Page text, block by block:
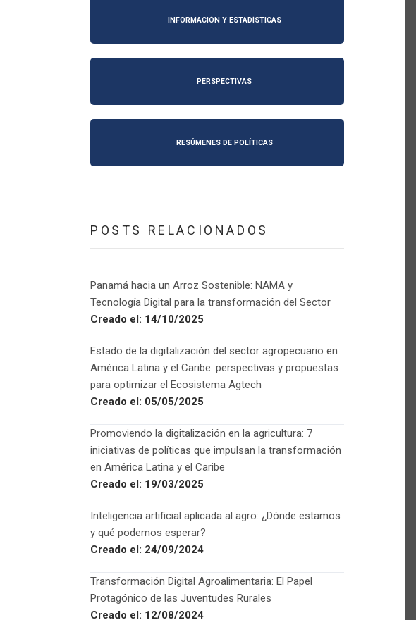
INFORMACIÓN Y ESTADÍSTICAS
PERSPECTIVAS
RESÚMENES DE POLÍTICAS
POSTS RELACIONADOS
Panamá hacia un Arroz Sostenible: NAMA y
Tecnología Digital para la transformación del Sector
Creado el: 14/10/2025
Estado de la digitalización del sector agropecuario en
América Latina y el Caribe: perspectivas y propuestas
para optimizar el Ecosistema Agtech
Creado el: 05/05/2025
Promoviendo la digitalización en la agricultura: 7
iniciativas de políticas que impulsan la transformación
en América Latina y el Caribe
Creado el: 19/03/2025
Inteligencia artificial aplicada al agro: ¿Dónde estamos
y qué podemos esperar?
Creado el: 24/09/2024
Transformación Digital Agroalimentaria: El Papel
Protagónico de las Juventudes Rurales
Creado el: 12/08/2024